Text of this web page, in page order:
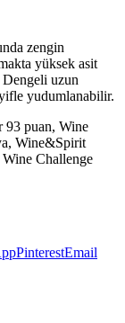
zengin
yüksek asit
Dengeli uzun
yudumlanabilir.
93 puan, Wine
Wine&Spirit
Challenge
PinterestEmail